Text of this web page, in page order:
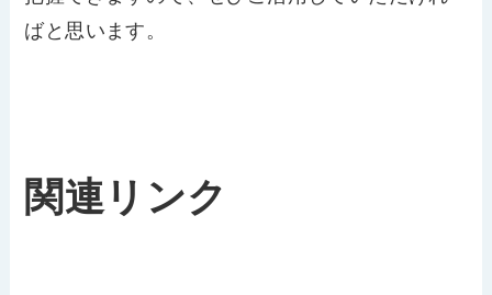
ばと思います。
関連リンク